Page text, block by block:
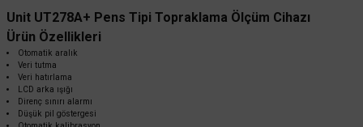
Unit UT278A+ Pens Tipi Topraklama Ölçüm Cihazı
Ürün Özellikleri
Otomatik aralık
Veri tutma
Veri hatırlama
LCD arka ışığı
Direnç sınırı alarmı
Düşük pil göstergesi